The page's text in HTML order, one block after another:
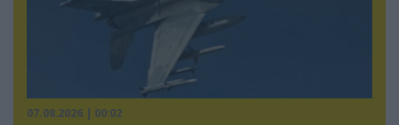
07.08.2026 | 00:02